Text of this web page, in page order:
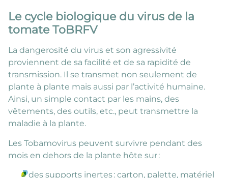
Le cycle biologique du virus de la
tomate ToBRFV
La dangerosité du virus et son agressivité
proviennent de sa facilité et de sa rapidité de
transmission. Il se transmet non seulement de
plante à plante mais aussi par l’activité humaine.
Ainsi, un simple contact par les mains, des
vêtements, des outils, etc., peut transmettre la
maladie à la plante.
Les Tobamovirus peuvent survivre pendant des
mois en dehors de la plante hôte sur :
des supports inertes : carton, palette, matériel